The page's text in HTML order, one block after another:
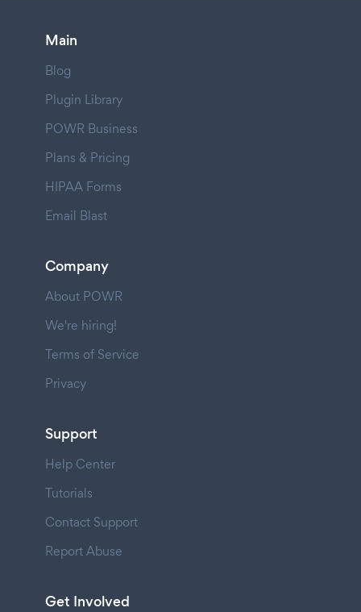
Main
Blog
Plugin Library
POWR Business
Plans & Pricing
HIPAA Forms
Email Blast
Company
About POWR
We're hiring!
Terms of Service
Privacy
Support
Help Center
Tutorials
Contact Support
Report Abuse
Get Involved